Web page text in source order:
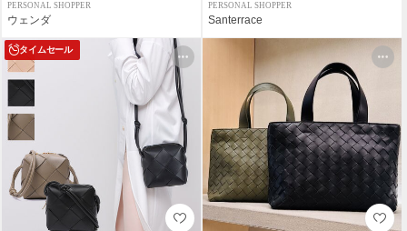
PERSONAL SHOPPER
ウェンダ
PERSONAL SHOPPER
Santerrace
タイムセール